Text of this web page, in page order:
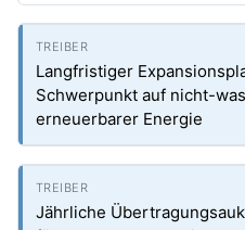
Langfristiger
Schwerpunkt auf nicht-
erneuerbarer Energie
Jährliche